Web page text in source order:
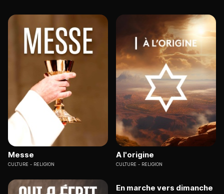
Messe
CULTURE RELIGION
A l'origine
CULTURE RELIGION
En marche vers dimanche